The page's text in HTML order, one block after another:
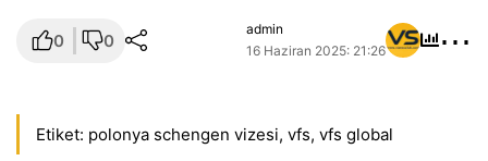
0 0
admin
16 Haziran 2025: 21:26
⋯
Etiket: polonya schengen vizesi, vfs, vfs global